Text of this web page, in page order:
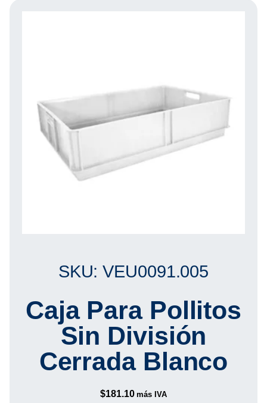
SKU: VEU0091.005
Caja Para Pollitos
Sin División
Cerrada Blanco
$181.10 más IVA